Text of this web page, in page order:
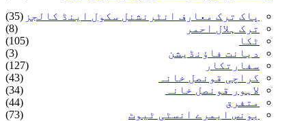
پاک ترک معارف انٹرنشنل سکول اینڈ کالجز (35)
ترک ہلال احمر
(8)
ٹکا
(105)
دیانت فاؤنڈیشن
(3)
سفارتکار
(127)
کراچی قونصل خانہ
(43)
لاہور قونصل خانہ
(34)
متفرق
(44)
یونس ایمرے انسٹی ٹیوٹ
(73)